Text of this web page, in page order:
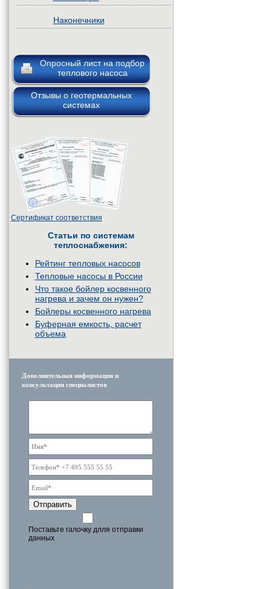
Наконечники
Опросный лист на подбор
теплового насоса
Отзывы о геотермальных
системах
Сертификат соответствия
Статьи по системам
теплоснабжения:
Рейтинг тепловых насосов
Тепловые насосы в России
Что такое бойлер косвенного
нагрева и зачем он нужен?
Бойлеры косвенного нагрева
Буферная емкость, расчет
объема
Дополнительная информация и
консультации специалистов
Отправить
Поставьте галочку длля отправки
данных